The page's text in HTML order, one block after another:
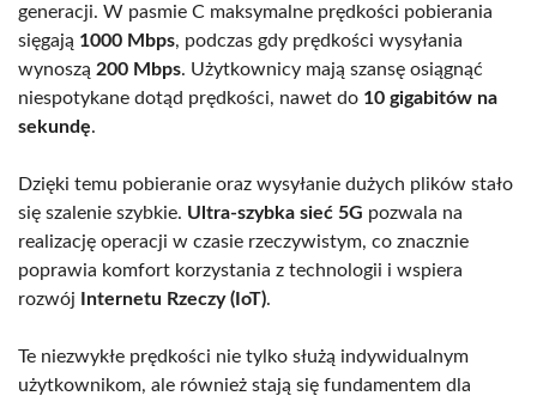
generacji. W pasmie C maksymalne prędkości pobierania
sięgają 1000 Mbps, podczas gdy prędkości wysyłania
wynoszą 200 Mbps. Użytkownicy mają szansę osiągnąć
niespotykane dotąd prędkości, nawet do 10 gigabitów na
sekundę.
Dzięki temu pobieranie oraz wysyłanie dużych plików stało
się szalenie szybkie. Ultra-szybka sieć 5G pozwala na
realizację operacji w czasie rzeczywistym, co znacznie
poprawia komfort korzystania z technologii i wspiera
rozwój
Internetu Rzeczy (IoT).
Te niezwykłe prędkości nie tylko służą indywidualnym
użytkownikom, ale również stają się fundamentem dla